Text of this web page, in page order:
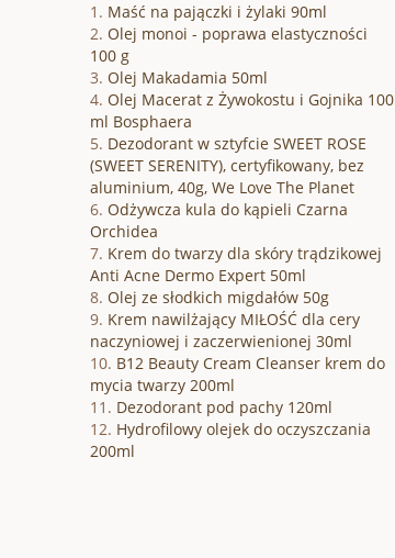
Maść na pajączki i żylaki 90ml
Olej monoi - poprawa elastyczności
100 g
Olej Makadamia 50ml
Olej Macerat z Żywokostu i Gojnika 100
ml Bosphaera
Dezodorant w sztyfcie SWEET ROSE
(SWEET SERENITY), certyfikowany, bez
aluminium, 40g, We Love The Planet
Odżywcza kula do kąpieli Czarna
Orchidea
Krem do twarzy dla skóry trądzikowej
Anti Acne Dermo Expert 50ml
Olej ze słodkich migdałów 50g
Krem nawilżający MIŁOŚĆ dla cery
naczyniowej i zaczerwienionej 30ml
B12 Beauty Cream Cleanser krem do
mycia twarzy 200ml
Dezodorant pod pachy 120ml
Hydrofilowy olejek do oczyszczania
200ml